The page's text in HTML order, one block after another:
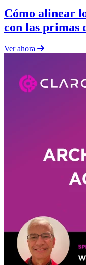
Cómo alinear
con las primas
Ver ahora